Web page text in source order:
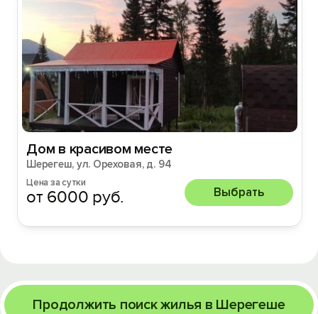
Дом в красивом месте
Шерегеш, ул. Ореховая, д. 94
Цена за сутки
от 6000 руб. Выбрать
Продолжить поиск жилья в Шерегеше